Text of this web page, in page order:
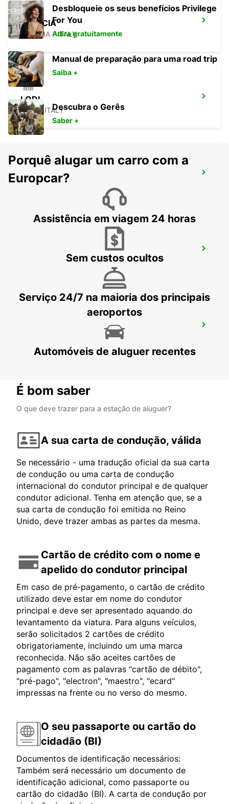
BRESCIA
BRESCIA - ITALY
LODI
LODI - ITALY
MILÃO VIA GALVANI
MILANO - ITALY
MILÃO VIALE UMBRIA
MILANO - ITALY
MILÃO VIALE ESPINASSE
Desbloqueie os seus benefícios Privilege
For You
Adira gratuitamente
Manual de preparação para uma road trip
Saiba +
Descubra o Gerês
Saber +
Porquê alugar um carro com a
Europcar?
Assistência em viagem 24 horas
Sem custos ocultos
Serviço 24/7 na maioria dos principais
aeroportos
Automóveis de aluguer recentes
É bom saber
O que deve trazer para a estação de aluguer?
A sua carta de condução, válida
Se necessário - uma tradução oficial da sua carta
de condução ou uma carta de condução
internacional do condutor principal e de qualquer
condutor adicional. Tenha em atenção que, se a
sua carta de condução foi emitida no Reino
Unido, deve trazer ambas as partes da mesma.
Cartão de crédito com o nome e
apelido do condutor principal
Em caso de pré-pagamento, o cartão de crédito
utilizado deve estar em nome do condutor
principal e deve ser apresentado aquando do
levantamento da viatura. Para alguns veículos,
serão solicitados 2 cartões de crédito
obrigatoriamente, incluindo um uma marca
reconhecida. Não são aceites cartões de
pagamento com as palavras "cartão de débito",
"pré-pago", "electron", "maestro", "ecard"
impressas na frente ou no verso do mesmo.
O seu passaporte ou cartão do
cidadão (BI)
Documentos de identificação necessários:
Também será necessário um documento de
identificação adicional, como passaporte ou
cartão do cidadão (BI). A carta de condução por